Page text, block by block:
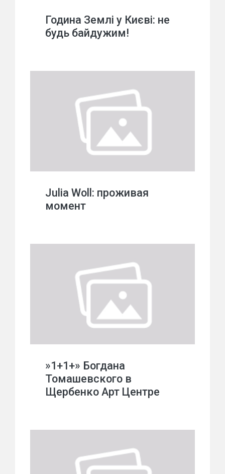
Година Землі у Києві: не
будь байдужим!
Julia Woll: проживая
момент
»1+1+» Богдана
Томашевского в
Щербенко Арт Центре